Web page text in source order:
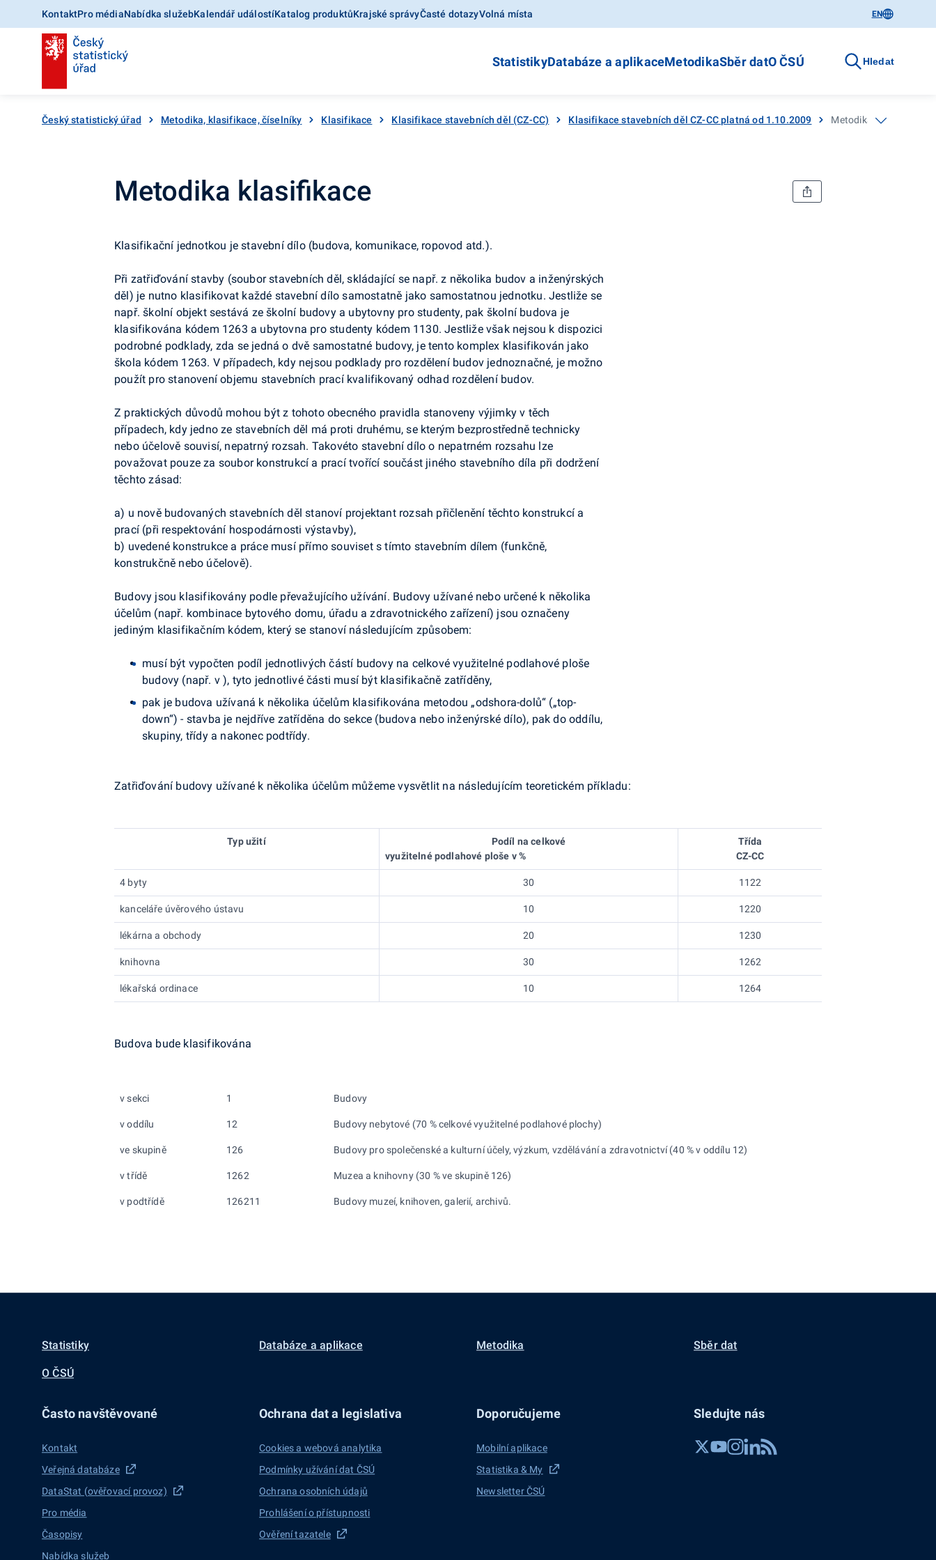
KontaktPro médiaNabídka služebKalendář událostíKatalog produktůKrajské správyČasté dotazyVolná místa EN
StatistikyDatabáze a aplikaceMetodikaSběr datO ČSÚ Hledat
Český statistický úřad Metodika, klasifikace, číselníky Klasifikace Klasifikace stavebních děl (CZ-CC) Klasifikace stavebních děl CZ-CC platná od 1.10.2009 Metodika klasifikace
Metodika klasifikace
Klasifikační jednotkou je stavební dílo (budova, komunikace, ropovod atd.).
Při zatřiďování stavby (soubor stavebních děl, skládající se např. z několika budov a inženýrských
děl) je nutno klasifikovat každé stavební dílo samostatně jako samostatnou jednotku. Jestliže se
např. školní objekt sestává ze školní budovy a ubytovny pro studenty, pak školní budova je
klasifikována kódem 1263 a ubytovna pro studenty kódem 1130. Jestliže však nejsou k dispozici
podrobné podklady, zda se jedná o dvě samostatné budovy, je tento komplex klasifikován jako
škola kódem 1263. V případech, kdy nejsou podklady pro rozdělení budov jednoznačné, je možno
použít pro stanovení objemu stavebních prací kvalifikovaný odhad rozdělení budov.
Z praktických důvodů mohou být z tohoto obecného pravidla stanoveny výjimky v těch
případech, kdy jedno ze stavebních děl má proti druhému, se kterým bezprostředně technicky
nebo účelově souvisí, nepatrný rozsah. Takovéto stavební dílo o nepatrném rozsahu lze
považovat pouze za soubor konstrukcí a prací tvořící součást jiného stavebního díla při dodržení
těchto zásad:
a) u nově budovaných stavebních děl stanoví projektant rozsah přičlenění těchto konstrukcí a
prací (při respektování hospodárnosti výstavby),
b) uvedené konstrukce a práce musí přímo souviset s tímto stavebním dílem (funkčně,
konstrukčně nebo účelově).
Budovy jsou klasifikovány podle převažujícího užívání. Budovy užívané nebo určené k několika
účelům (např. kombinace bytového domu, úřadu a zdravotnického zařízení) jsou označeny
jediným klasifikačním kódem, který se stanoví následujícím způsobem:
musí být vypočten podíl jednotlivých částí budovy na celkové využitelné podlahové ploše
budovy (např. v ), tyto jednotlivé části musí být klasifikačně zatříděny,
pak je budova užívaná k několika účelům klasifikována metodou „odshora-dolů“ („top-
down“) - stavba je nejdříve zatříděna do sekce (budova nebo inženýrské dílo), pak do oddílu,
skupiny, třídy a nakonec podtřídy.
Zatřiďování budovy užívané k několika účelům můžeme vysvětlit na následujícím teoretickém příkladu:
Typ užití
Podíl na celkové
využitelné podlahové ploše v %
Třída
CZ-CC
4 byty 30 1122
kanceláře úvěrového ústavu 10 1220
lékárna a obchody 20 1230
knihovna 30 1262
lékařská ordinace 10 1264
Budova bude klasifikována
v sekci 1 Budovy
v oddílu 12 Budovy nebytové (70 % celkové využitelné podlahové plochy)
ve skupině 126 Budovy pro společenské a kulturní účely, výzkum, vzdělávání a zdravotnictví (40 % v oddílu 12)
v třídě 1262 Muzea a knihovny (30 % ve skupině 126)
v podtřídě 126211 Budovy muzeí, knihoven, galerií, archivů.
Statistiky Databáze a aplikace Metodika Sběr dat
O ČSÚ
Často navštěvované
Kontakt
Veřejná databáze
DataStat (ověřovací provoz)
Pro média
Časopisy
Nabídka služeb
Ochrana dat a legislativa
Cookies a webová analytika
Podmínky užívání dat ČSÚ
Ochrana osobních údajů
Prohlášení o přístupnosti
Ověření tazatele
Doporučujeme
Mobilní aplikace
Statistika & My
Newsletter ČSÚ
Sledujte nás